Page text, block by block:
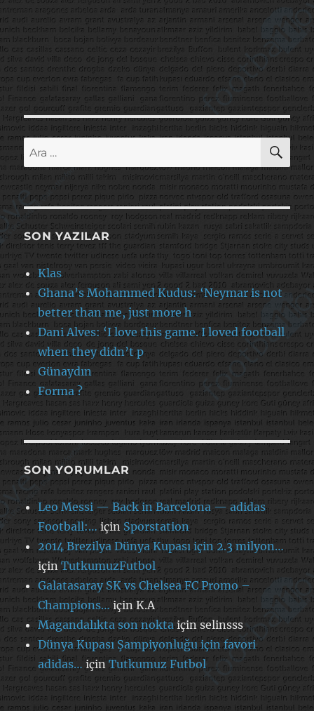
Ara:
SON YAZILAR
Klas
Ghana’s Mohammed Kudus: ‘Neymar is not
better than me, just more h
Dani Alves: ‘I love this game. I loved football
when they didn’t p
Günaydın
Forma ?
SON YORUMLAR
Leo Messi — Back in Barcelona — adidas
Football:… için Sporstation
2014 Brezilya Dünya Kupası için 2.3 milyon…
içinTutkumuzFutbol
Galatasaray SK vs Chelsea FC Promo –
Champions… içinK.A
Magandalıkta son noktaiçinselinsss
Dünya Kupası Şampiyonluğu için favori
adidas… içinTutkumuz Futbol